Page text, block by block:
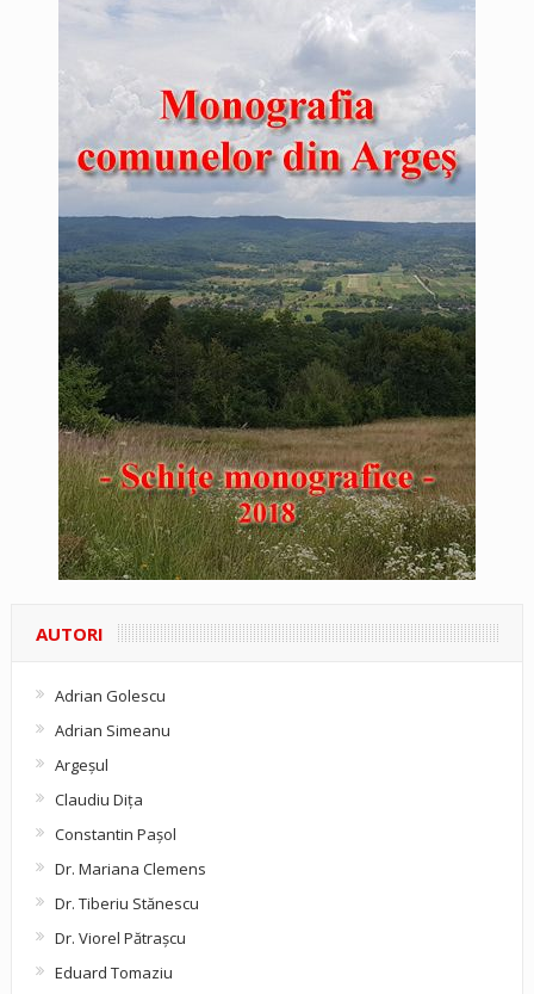
AUTORI
Adrian Golescu
Adrian Simeanu
Argeşul
Claudiu Diţa
Constantin Pașol
Dr. Mariana Clemens
Dr. Tiberiu Stănescu
Dr. Viorel Pătraşcu
Eduard Tomaziu